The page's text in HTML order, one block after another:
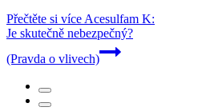
Přečtěte si víceAcesulfam K:
Je skutečně nebezpečný?
(Pravda o vlivech)